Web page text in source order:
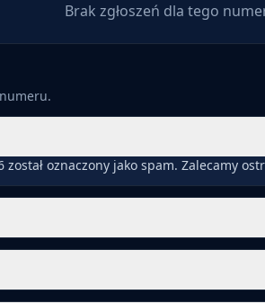
Brak zgłoszeń dla tego
został oznaczony jako spam. Zalecamy